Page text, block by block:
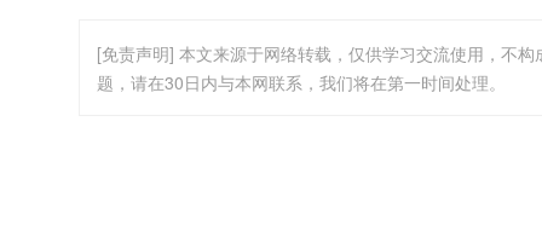
[免责声明] 本文来源于网络转载，仅供学习交流使用，不
题，请在30日内与本网联系，我们将在第一时间处理。